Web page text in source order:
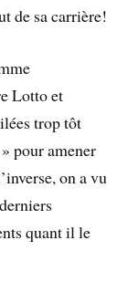
de sa carrière!
Lotto et
trop tôt
pour amener
on a vu
quant il le